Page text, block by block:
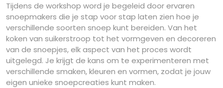
Tijdens de workshop word je begeleid door ervaren
snoepmakers die je stap voor stap laten zien hoe je
verschillende soorten snoep kunt bereiden. Van het
koken van suikerstroop tot het vormgeven en decoreren
van de snoepjes, elk aspect van het proces wordt
uitgelegd. Je krijgt de kans om te experimenteren met
verschillende smaken, kleuren en vormen, zodat je jouw
eigen unieke snoepcreaties kunt maken.